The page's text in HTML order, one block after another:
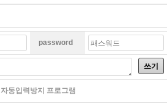
password
쓰기
자동입력방지 프로그램